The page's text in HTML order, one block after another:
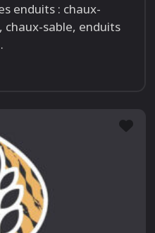
enduits : chaux-
chaux-sable, enduits